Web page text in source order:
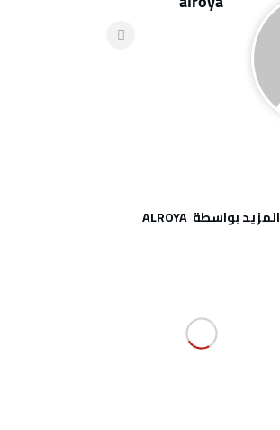
‫‫المزيد بواسطة‬ ‬ ALROYA